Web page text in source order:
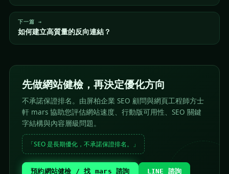
下一篇 →
如何建立高質量的反向連結？
先做網站健檢，再決定優化方向
不承諾保證排名。由屏柏企業 SEO 顧問與網頁工程師方士
軒 mars 協助您評估網站速度、行動版可用性、SEO 關鍵
字結構與內容層級問題。
「SEO 是長期優化，不承諾保證排名。」
預約網站健檢 / 找 mars 諮詢 LINE 諮詢